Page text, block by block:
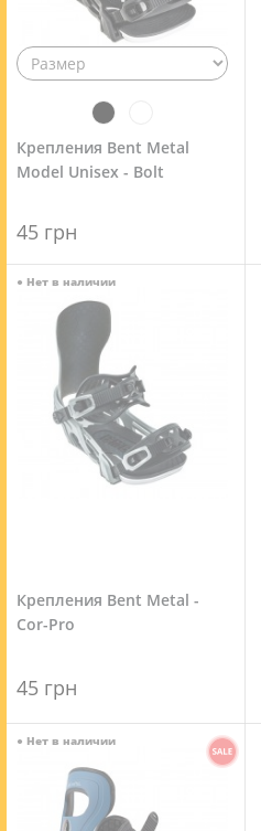
Крепления Bent Metal
Model Unisex - Bolt
45 грн
● Нет в наличии
Крепления Bent Metal -
Cor-Pro
45 грн
● Нет в наличии